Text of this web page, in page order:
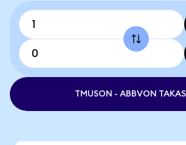
TMUSON - ABBVON TAKAS